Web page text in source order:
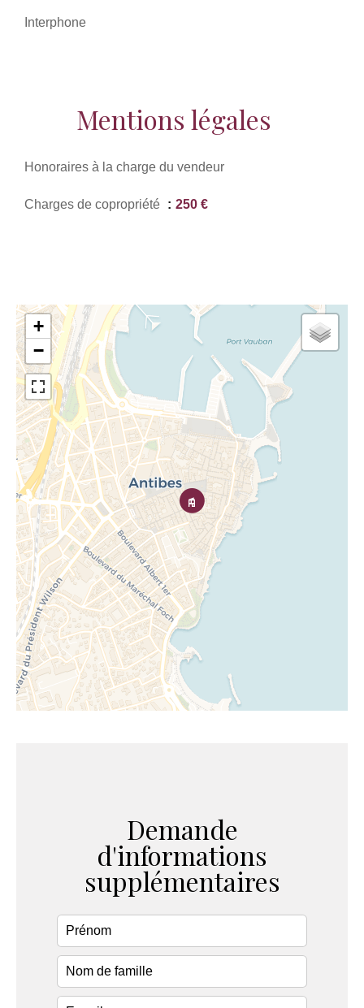
Interphone
Mentions légales
Honoraires à la charge du vendeur
Charges de copropriété 250 €
+
−
Demande
d'informations
supplémentaires